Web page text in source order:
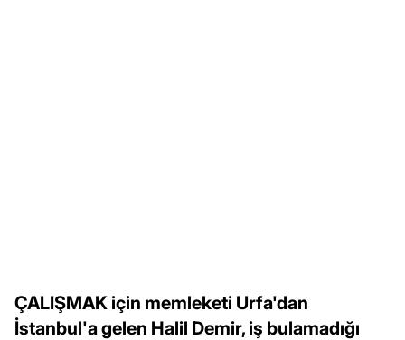
ÇALIŞMAK için memleketi Urfa'dan
İstanbul'a gelen Halil Demir, iş bulamadığı